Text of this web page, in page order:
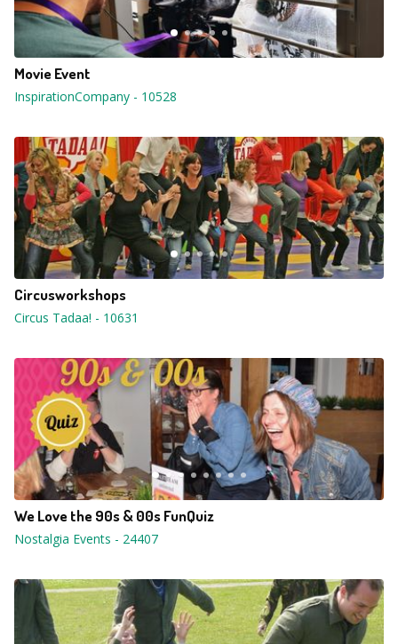
Movie Event
InspirationCompany - 10528
Circusworkshops
Circus Tadaa! - 10631
We Love the 90s & 00s FunQuiz
Nostalgia Events - 24407